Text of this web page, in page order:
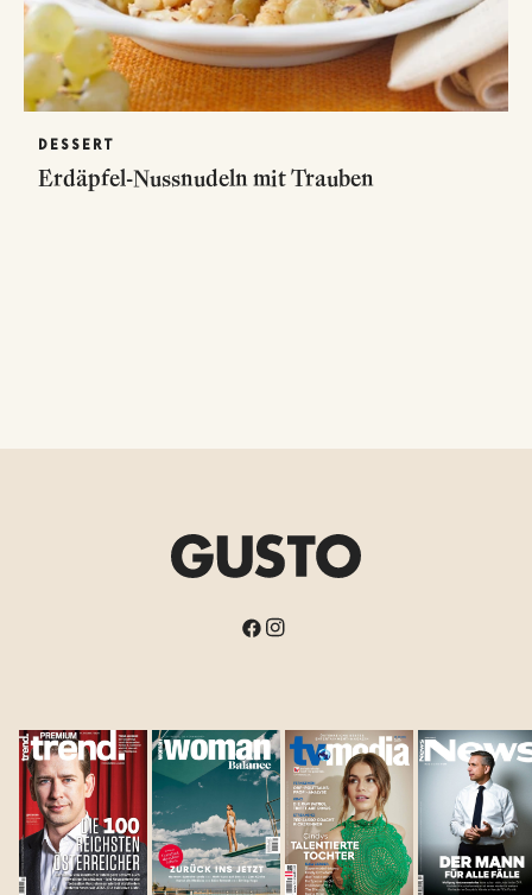
DESSERT
Erdäpfel-Nussnudeln mit Trauben